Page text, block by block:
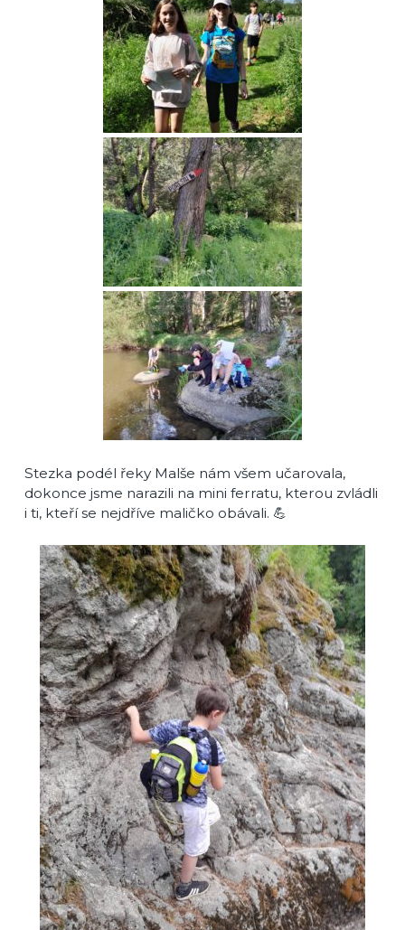
Stezka podél řeky Malše nám všem učarovala,
dokonce jsme narazili na mini ferratu, kterou zvládli
i ti, kteří se nejdříve maličko obávali. 💪